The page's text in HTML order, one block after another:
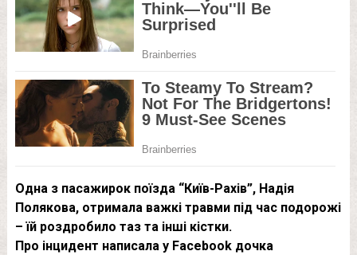
Одна з пасажирок поїзда “Київ-Рахів”, Надія
Полякова, отримала важкі травми під час подорожі
– їй роздробило таз та інші кістки.
Про інцидент написала у Facebook дочка